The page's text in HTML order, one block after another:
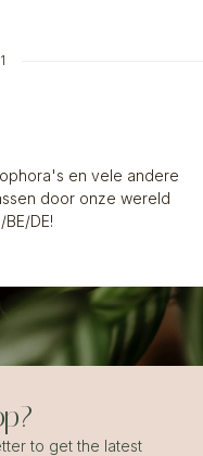
en vele andere
door onze wereld
DE!
to get the latest